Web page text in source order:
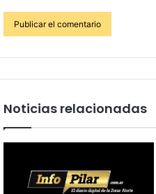
Noticias relacionadas